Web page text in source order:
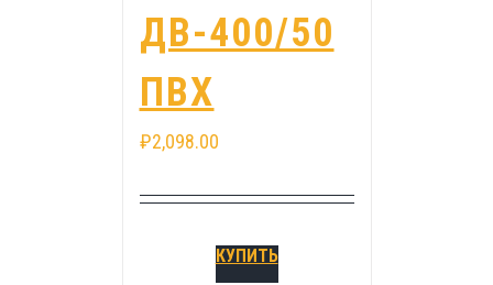
ДВ-400/50
ПВХ
₽2,098.00
КУПИТЬ